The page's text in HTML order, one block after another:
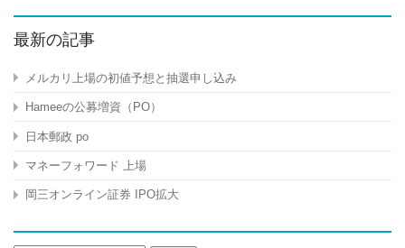
最新の記事
メルカリ上場の初値予想と抽選申し込み
Hameeの公募増資（PO）
日本郵政 po
マネーフォワード 上場
岡三オンライン証券 IPO拡大